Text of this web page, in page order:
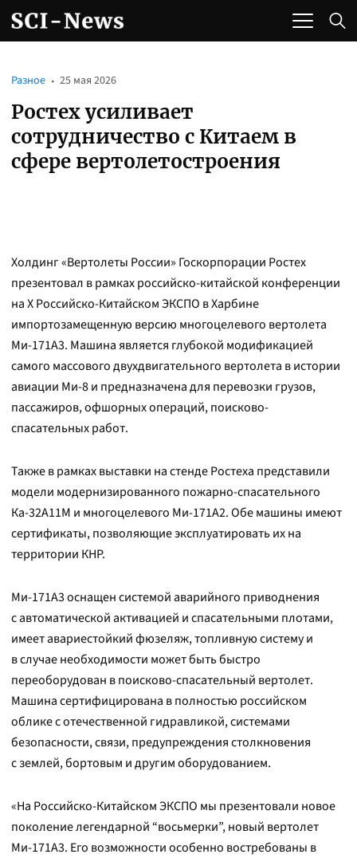
Ростех усиливает
сотрудничество с Китаем в
сфере вертолетостроения
Разное 25 мая 2026
Холдинг «Вертолеты России» Госкорпорации Ростех
презентовал в рамках российско-китайской конференции
на Х Российско-Китайском ЭКСПО в Харбине
импортозамещенную версию многоцелевого вертолета
Ми-171А3. Машина является глубокой модификацией
самого массового двухдвигательного вертолета в истории
авиации Ми-8 и предназначена для перевозки грузов,
пассажиров, офшорных операций, поисково-
спасательных работ.
Также в рамках выставки на стенде Ростеха представили
модели модернизированного пожарно-спасательного
Ка-32А11М и многоцелевого Ми-171А2. Обе машины имеют
сертификаты, позволяющие эксплуатировать их на
территории КНР.
Ми-171А3 оснащен системой аварийного приводнения
с автоматической активацией и спасательными плотами,
имеет авариестойкий фюзеляж, топливную систему и
в случае необходимости может быть быстро
переоборудован в поисково-спасательный вертолет.
Машина сертифицирована в полностью российском
облике с отечественной гидравликой, системами
безопасности, связи, предупреждения столкновения
с землей, бортовым и другим оборудованием.
«На Российско-Китайском ЭКСПО мы презентовали новое
поколение легендарной “восьмерки”, новый вертолет
Ми-171А3. Его возможности особенно востребованы в